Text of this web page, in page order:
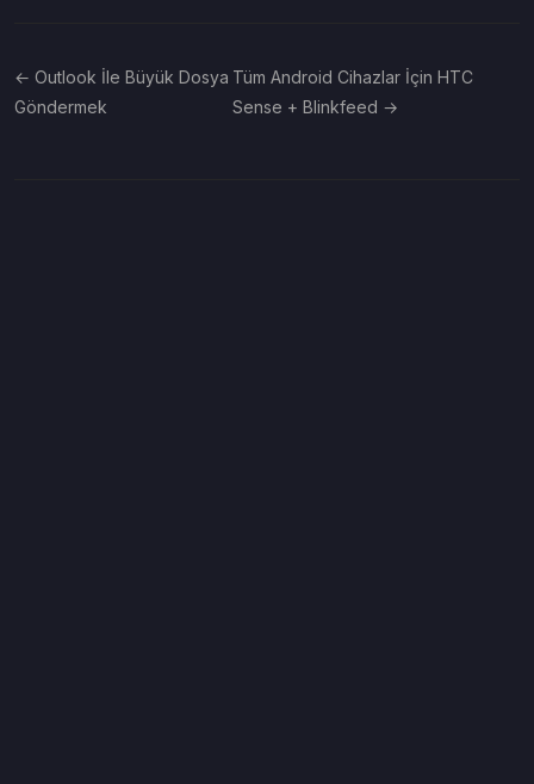
← Outlook İle Büyük Dosya
Göndermek
Tüm Android Cihazlar İçin HTC
Sense + Blinkfeed →